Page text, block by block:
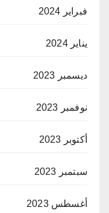
فبراير 2024
يناير 2024
ديسمبر 2023
نوفمبر 2023
أكتوبر 2023
سبتمبر 2023
أغسطس 2023